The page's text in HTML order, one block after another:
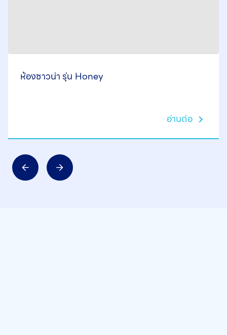
ห้องซาวน่า รุ่น Honey
อ่านต่อ